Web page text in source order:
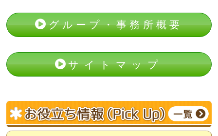
グループ・事務所概要
サイトマップ